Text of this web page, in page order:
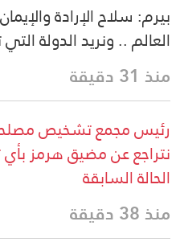
بيرم: سلاح الإرادة
العالم .. ونريد الدولة التي
منذ 31 دقيقة
رئيس مجمع تشخيص
نتراجع عن مضيق هرمز
الحالة السابقة
منذ 38 دقيقة